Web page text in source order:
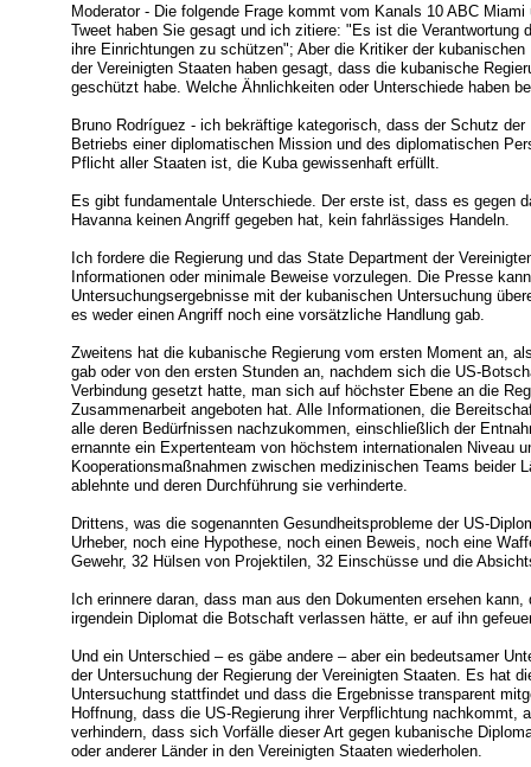
Moderator - Die folgende Frage kommt vom Kanals 10 ABC
Tweet haben Sie gesagt und ich zitiere: "Es ist die Verantwortung
ihre Einrichtungen zu schützen"; Aber die Kritiker der
der Vereinigten Staaten haben gesagt, dass die kubanische
geschützt habe. Welche Ähnlichkeiten oder Unterschiede haben
Bruno Rodríguez - ich bekräftige kategorisch, dass der Schutz
Betriebs einer diplomatischen Mission und des diplomatischen
Pflicht aller Staaten ist, die Kuba gewissenhaft erfüllt.
Es gibt fundamentale Unterschiede. Der erste ist, dass es gegen
Havanna keinen Angriff gegeben hat, kein fahrlässiges Handeln.
Ich fordere die Regierung und das State Department der
Informationen oder minimale Beweise vorzulegen. Die Presse
Untersuchungsergebnisse mit der kubanischen Untersuchung
es weder einen Angriff noch eine vorsätzliche Handlung gab.
Zweitens hat die kubanische Regierung vom ersten Moment an,
gab oder von den ersten Stunden an, nachdem sich die US-
Verbindung gesetzt hatte, man sich auf höchster Ebene an die
Zusammenarbeit angeboten hat. Alle Informationen, die
alle deren Bedürfnissen nachzukommen, einschließlich der
ernannte ein Expertenteam von höchstem internationalen Niveau
Kooperationsmaßnahmen zwischen medizinischen Teams beider
ablehnte und deren Durchführung sie verhinderte.
Drittens, was die sogenannten Gesundheitsprobleme der US-
Urheber, noch eine Hypothese, noch einen Beweis, noch eine
Gewehr, 32 Hülsen von Projektilen, 32 Einschüsse und die
Ich erinnere daran, dass man aus den Dokumenten ersehen
irgendein Diplomat die Botschaft verlassen hätte, er auf ihn
Und ein Unterschied – es gäbe andere – aber ein bedeutsamer
der Untersuchung der Regierung der Vereinigten Staaten. Es hat
Untersuchung stattfindet und dass die Ergebnisse transparent
Hoffnung, dass die US-Regierung ihrer Verpflichtung nachkommt,
verhindern, dass sich Vorfälle dieser Art gegen kubanische
oder anderer Länder in den Vereinigten Staaten wiederholen.